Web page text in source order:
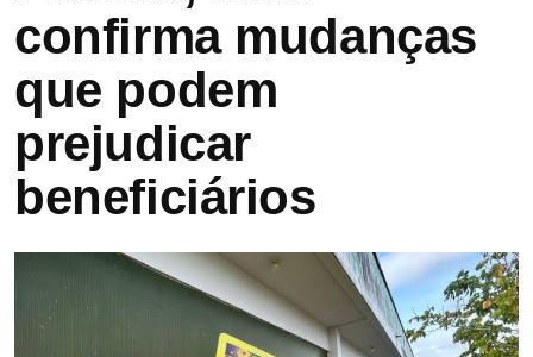
confirma mudanças
que podem
prejudicar
beneficiários